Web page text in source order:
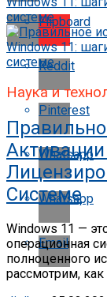
Flipboard
Reddit
Pinterest
Whatsapp
Whatsapp
Email
Наука и
Системе
Windows 11 —
операционная
полноценного
рассмотрим,